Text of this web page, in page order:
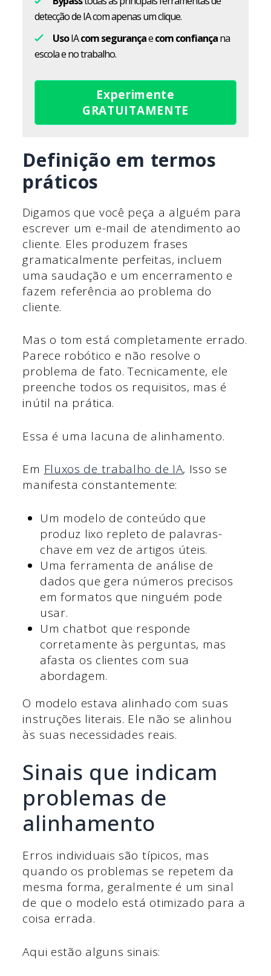
detecção de IA com apenas um clique.
UsoIAcom segurançaecom confiançana
escola e no trabalho.
Experimente
GRATUITAMENTE
Definição em termos
práticos
Digamos que você peça a alguém para
escrever um e-mail de atendimento ao
cliente. Eles produzem frases
gramaticalmente perfeitas, incluem
uma saudação e um encerramento e
fazem referência ao problema do
cliente.
Mas o tom está completamente errado.
Parece robótico e não resolve o
problema de fato. Tecnicamente, ele
preenche todos os requisitos, mas é
inútil na prática.
Essa é uma lacuna de alinhamento.
Em Fluxos de trabalho de IA, Isso se
manifesta constantemente:
Um modelo de conteúdo que
produz lixo repleto de palavras-
chave em vez de artigos úteis.
Uma ferramenta de análise de
dados que gera números precisos
em formatos que ninguém pode
usar.
Um chatbot que responde
corretamente às perguntas, mas
afasta os clientes com sua
abordagem.
O modelo estava alinhado com suas
instruções literais. Ele não se alinhou
às suas necessidades reais.
Sinais que indicam
problemas de
alinhamento
Erros individuais são típicos, mas
quando os problemas se repetem da
mesma forma, geralmente é um sinal
de que o modelo está otimizado para a
coisa errada.
Aqui estão alguns sinais: